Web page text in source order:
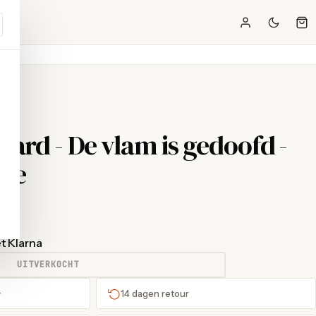
- De vlam is gedoofd -
Klarna
UITVERKOCHT
14 dagen retour